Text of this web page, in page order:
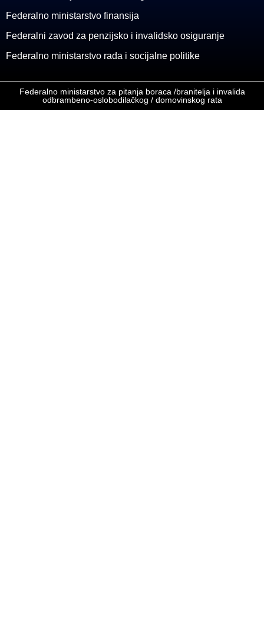
Federalno ministarstvo finansija
Federalni zavod za penzijsko i invalidsko osiguranje
Federalno ministarstvo rada i socijalne politike
Federalno ministarstvo za pitanja boraca /branitelja i invalida
odbrambeno-oslobodilačkog / domovinskog rata